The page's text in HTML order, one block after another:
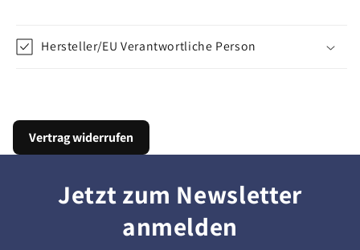
Hersteller/EU Verantwortliche Person
Vertrag widerrufen
Jetzt zum Newsletter
anmelden